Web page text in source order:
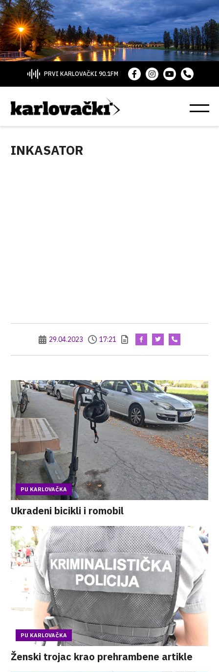
PRVI KARLOVAČKI 90.1FM
INKASATOR
29.04.2023 17:21
PU KARLOVAČKA
Ukradeni bicikli i romobil
PU KARLOVAČKA
Ženski trojac krao prehrambene artikle